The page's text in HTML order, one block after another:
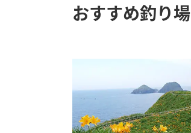
おすすめ釣り場